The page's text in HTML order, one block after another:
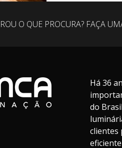
O QUE PROCURA? FAÇA
Há 36
do
clientes